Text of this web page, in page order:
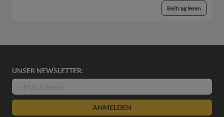
Beitrag lesen
UNSER NEWSLETTER:
ANMELDEN